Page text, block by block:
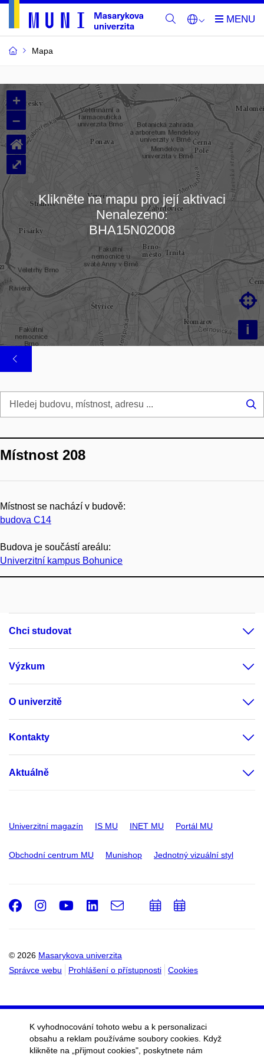
Mapa
Budovy
a
místnosti
MU
Načítám mapu…
+
–
i

⌂
⤢
Klikněte na mapu pro její aktivaci
Nenalezeno:
BHA15N02008
Místnost 208
Místnost se nachází v budově:
budova C14
Budova je součástí areálu:
Univerzitní kampus Bohunice
Chci studovat
Výzkum
O univerzitě
Kontakty
Aktuálně
Univerzitní magazín IS MU INET MU Portál MU
Obchodní centrum MU Munishop Jednotný vizuální styl
© 2026 Masarykova univerzita
Správce webu
Prohlášení o přístupnosti Cookies
Facebook
Instagram
Youtube
LinkedIn
e-
PřidatPřidat
K vyhodnocování tohoto webu a k personalizaci
obsahu a reklam používáme soubory cookies. Když
klikněte na „přijmout cookies", poskytnete nám